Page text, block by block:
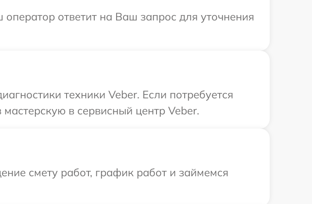
ответит на Ваш запрос для уточнения
техники Veber. Если потребуется
в сервисный центр Veber.
смету работ, график работ и займемся